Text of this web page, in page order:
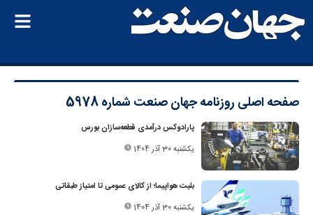
صفحه اصلی روزنامه جهان صنعت شماره 5978
پارادوکس درآمدی قطعه‌سازان بورس
یکشنبه 30 آذر 1404
بلیت هواپیما؛ از کالای عمومی تا امتیاز طبقاتی
یکشنبه 30 آذر 1404